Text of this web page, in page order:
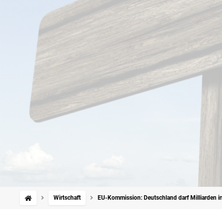
Wirtschaft EU-Kommission: Deutschland darf Milliarden